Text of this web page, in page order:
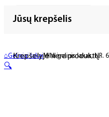
Jūsų krepšelis
Krepšelyje nėra produktų.
⌂Geliniai lakaiMINI gelinis lakas, NR.
🔍